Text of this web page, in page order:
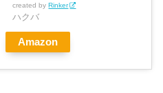
created byRinker
ハクバ
Amazon